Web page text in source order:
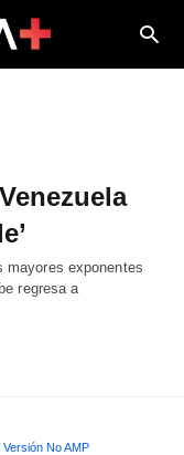
mayores exponentes
regresa a
Versión No AMP